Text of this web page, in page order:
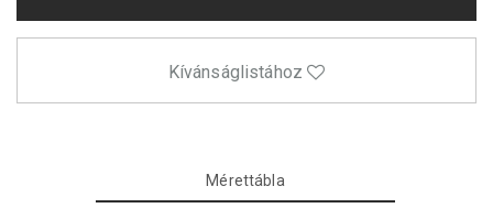
Kívánságlistához
Mérettábla